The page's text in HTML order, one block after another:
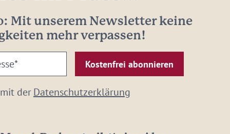
Mit unserem Newsletter keine
mehr verpassen!
derDatenschutzerklärung